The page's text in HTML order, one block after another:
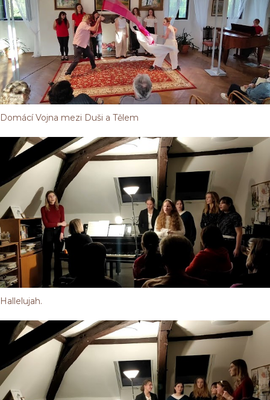
Domácí Vojna mezi Duši a Tělem
Hallelujah.